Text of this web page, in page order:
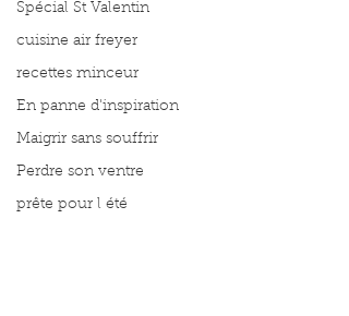
Spécial St Valentin
cuisine air freyer
recettes minceur
En panne d'inspiration
Maigrir sans souffrir
Perdre son ventre
prête pour l été